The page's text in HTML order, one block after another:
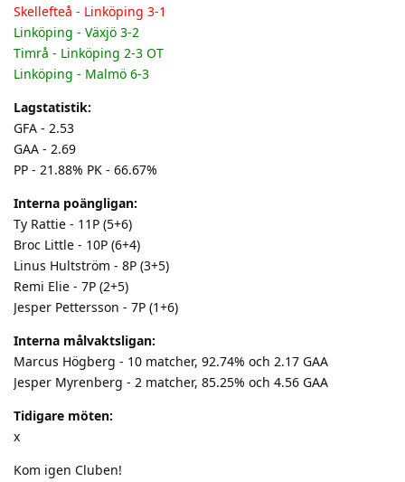
Skellefteå - Linköping 3-1
Linköping - Växjö 3-2
Timrå - Linköping 2-3 OT
Linköping - Malmö 6-3
Lagstatistik:
GFA - 2.53
GAA - 2.69
PP - 21.88% PK - 66.67%
Interna poängligan:
Ty Rattie - 11P (5+6)
Broc Little - 10P (6+4)
Linus Hultström - 8P (3+5)
Remi Elie - 7P (2+5)
Jesper Pettersson - 7P (1+6)
Interna målvaktsligan:
Marcus Högberg - 10 matcher, 92.74% och 2.17 GAA
Jesper Myrenberg - 2 matcher, 85.25% och 4.56 GAA
Tidigare möten:
x
Kom igen Cluben!